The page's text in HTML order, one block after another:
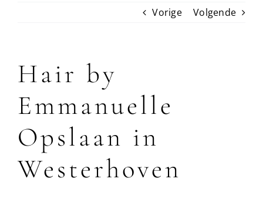
Vorige Volgende
Hair by
Emmanuelle
Opslaan in
Westerhoven